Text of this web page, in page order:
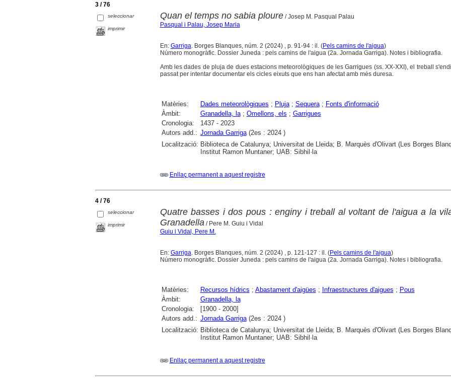
3 / 76
seleccionar
imprimir
Quan el temps no sabia ploure/ Josep M. Pasqual Palau
Pasqual i Palau, Josep Maria
En: Garriga. Borges Blanques, núm. 2 (2024) , p. 91-94 : il. (Pels camins de l'aigua)
Número monogràfic. Dossier Juneda : pels camins de l'aigua (2a. Jornada Garriga). Notes i bibliografia.
Amb les dades de pluja de dues estacions meteorològiques de les Garrigues (ss. XX-XXI), el treball
passat per intentar documentar els cicles eixuts que ens han afectat amb més duresa.
Matèries: Dades meteorològiques ; Pluja; Sequera; Fonts d'informació
Àmbit:
Granadella, la; Omellons, els ; Garrigues
Cronologia:
1437 - 2023
Autors add.: Jornada Garriga(2es : 2024 )
Localització: Biblioteca de Catalunya; Universitat de Lleida; B. Marquès d'Olivart (Les Borges
Institut Ramon Muntaner; UAB: Sibhil·la
Enllaç permanent a aquest registre
4 / 76
seleccionar
imprimir
Quatre basses i dos pous : enginy i treball al voltant de l'aigua a la
Granadella/ Pere M. Guiu i Vidal
Guiu i Vidal, Pere M.
En: Garriga. Borges Blanques, núm. 2 (2024) , p. 121-127 : il. (Pels camins de l'aigua)
Número monogràfic. Dossier Juneda : pels camins de l'aigua (2a. Jornada Garriga). Notes i bibliografia.
Matèries: Recursos hídrics ; Abastament d'aigües ; Infraestructures d'aigues ; Pous
Àmbit:
Granadella, la
Cronologia:
[1900 - 2000]
Autors add.: Jornada Garriga(2es : 2024 )
Localització: Biblioteca de Catalunya; Universitat de Lleida; B. Marquès d'Olivart (Les Borges
Institut Ramon Muntaner; UAB: Sibhil·la
Enllaç permanent a aquest registre